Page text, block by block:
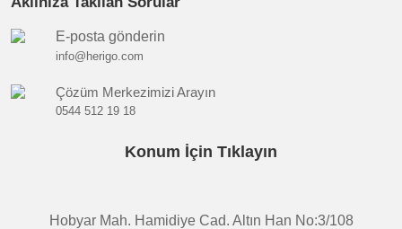
E-posta gönderin
info@herigo.com
Çözüm Merkezimizi Arayın
0544 512 19 18
Konum İçin Tıklayın
Hobyar Mah. Hamidiye Cad. Altın Han No:3/108